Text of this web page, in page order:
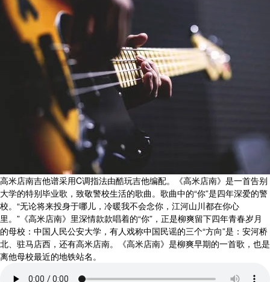
高米店南吉他谱采用C调指法由酷玩吉他编配。《高米店南》是一首告别
大学的特别毕业歌，致敬警校生活的歌曲。歌曲中的“你”是四年深爱的警
校。“无论将来投身于哪儿，冷暖我不会念你，江河山川都在你心
里。”《高米店南》里深情款款唱着的“你”，正是柳爽留下四年青春岁月
的母校：中国人民公安大学，有人戏称中国民谣的三个“方向”是：安河桥
北、驻马店西，还有高米店南。《高米店南》是柳爽早期的一首歌，也是
离他母校最近的地铁站名。